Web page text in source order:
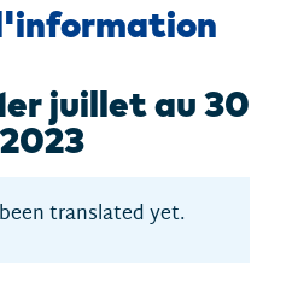
juillet au 30
translated yet.